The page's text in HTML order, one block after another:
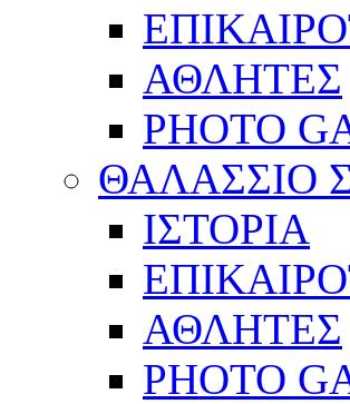
ΑΘΛΗΤΕΣ
PHOTO
ΘΑΛΑΣΣΙΟ
ΙΣΤΟΡΙΑ
ΑΘΛΗΤΕΣ
PHOTO